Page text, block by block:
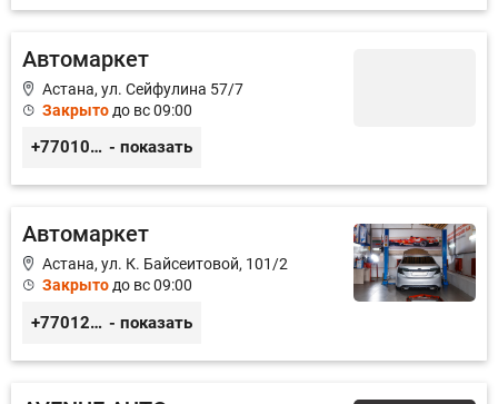
Автомаркет
Астана, ул. Сейфулина 57/7
Закрыто до вс 09:00
+77010626565 - показать
Автомаркет
Астана, ул. К. Байсеитовой, 101/2
Закрыто до вс 09:00
+77012976565 - показать